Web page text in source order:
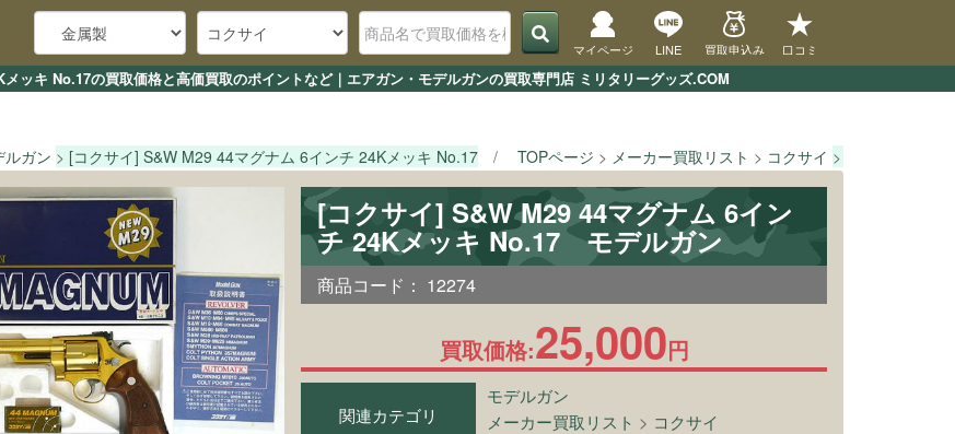
ッキ No.17の買取価格と高価買取のポイントなど｜エアガン・モデルガンの買取専門店 ミリタリーグッズ.COM
マイページ LINE 買取申込み 口コミ
ルガン [コクサイ] S&W M29 44マグナム 6インチ 24Kメッキ No.17 TOPページ メーカー買取リスト コクサイ
[コクサイ] S&W M29 44マグナム 6イン
チ 24Kメッキ No.17 モデルガン
商品コード： 12274
買取価格:25,000円
関連カテゴリ
モデルガン
メーカー買取リスト > コクサイ